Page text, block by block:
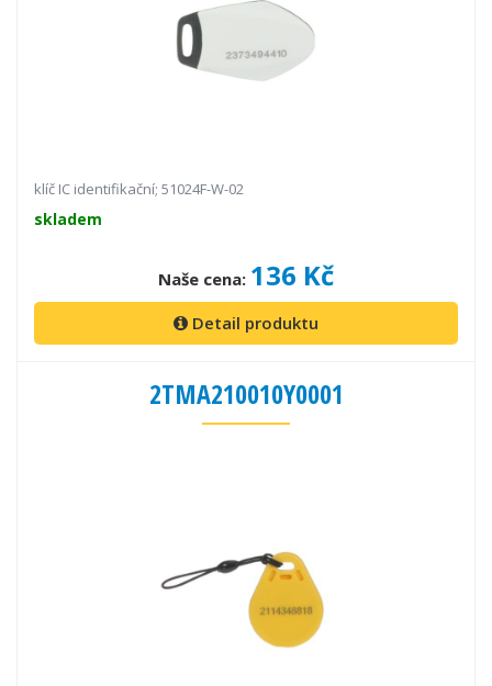
klíč IC identifikační; 51024F-W-02
skladem
Naše cena: 136 Kč
Detail produktu
2TMA210010Y0001